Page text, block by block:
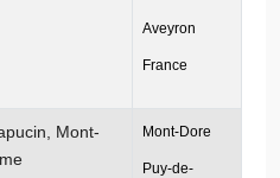
Aveyron
France
Mont-
Mont-Dore
Puy-de-